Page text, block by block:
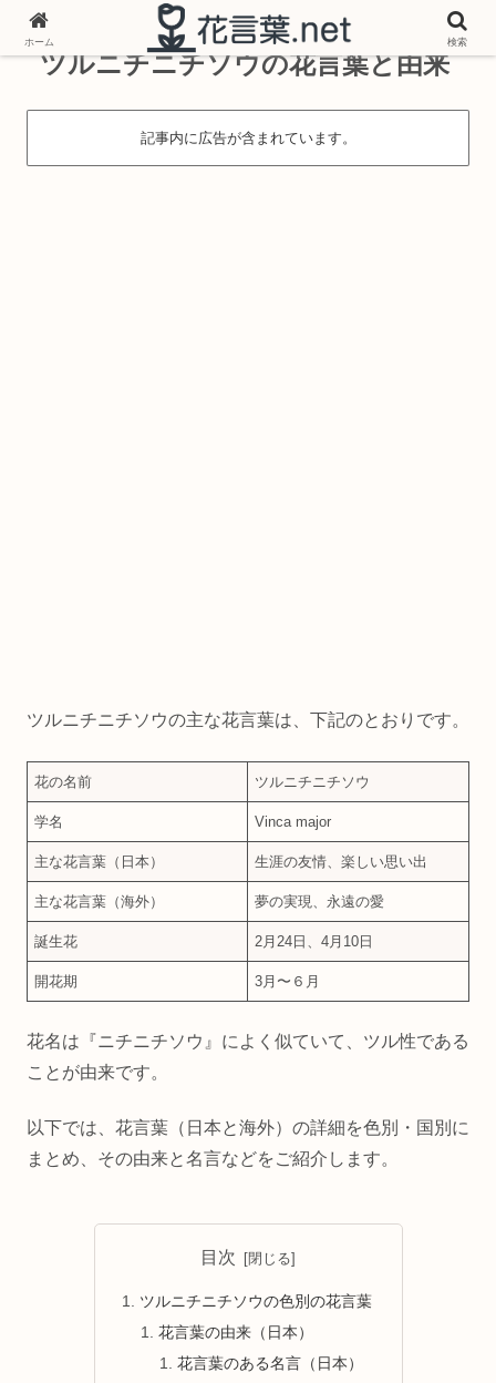
ツルニチニチソウの花言葉と由来
記事内に広告が含まれています。
ツルニチニチソウの主な花言葉は、下記のとおりです。
花の名前 ツルニチニチソウ
学名 Vinca major
主な花言葉（日本） 生涯の友情、楽しい思い出
主な花言葉（海外） 夢の実現、永遠の愛
誕生花 2月24日、4月10日
開花期 3月〜６月
花名は『ニチニチソウ』によく似ていて、ツル性である
ことが由来です。
以下では、花言葉（日本と海外）の詳細を色別・国別に
まとめ、その由来と名言などをご紹介します。
目次
ツルニチニチソウの色別の花言葉
花言葉の由来（日本）
花言葉のある名言（日本）
ホーム 検索